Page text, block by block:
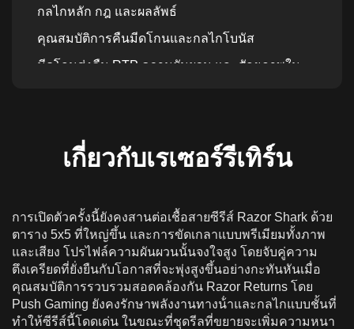
กลไกหลัก กฎ และผลลัพธ์
คุณสมบัติการคืนมีดโกนและกลไกโบนัส
มีดโกนส่งคืน RTP ความผันผวน และศักยภาพใน
การเล่นมีดโกนกลับออนไลน์ด้วยเงินจริงใน
ประเทศไทย
มีดโกนรุ่นมือถือส่งคืน
เกี่ยวกับเรเซอร์รีเทิร์น
การเปิดตัวครั้งนี้ยังคงสานต่อเชื้อสายซีรีส์ Razor Shark ด้วย
ตาราง 5x5 ที่ใหญ่ขึ้น และการขัดเกลาแบบพรีเมียมทั้งภาพ
และเสียง โปรไฟล์ความผันผวนนั้นจงใจสูง โดยจับคู่ความ
ตึงเครียดที่ยั่งยืนกับโอกาสที่จะพุ่งสูงขึ้นอย่างกะทันหันเมื่อ
คุณสมบัติการรวบรวมสอดคล้องกัน Razor Returns โดย
Push Gaming ยังคงรักษาพลังงานทางน้ําและกลไกแบบชั้นที่
ทําให้ซีรีส์นี้โดดเด่น ในขณะที่ชุดรีลที่ขยายจะเพิ่มความหนา